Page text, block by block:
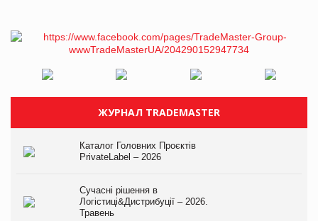
ЖУРНАЛ TRADEMASTER
Каталог Головних Проєктів
PrivateLabel – 2026
Сучасні рішення в
Логістиці&Дистрибуції – 2026.
Травень